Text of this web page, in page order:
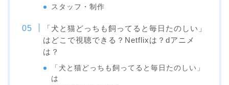
スタッフ・制作
「犬と猫どっちも飼ってると毎日たのしい」
はどこで視聴できる？Netflixは？dアニメ
は？
「犬と猫どっちも飼ってると毎日たのしい」
は